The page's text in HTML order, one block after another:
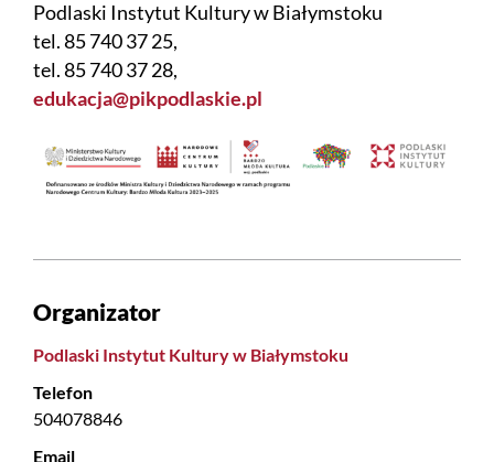
Podlaski Instytut Kultury w Białymstoku
tel. 85 740 37 25,
tel. 85 740 37 28,
edukacja@pikpodlaskie.pl
Organizator
Podlaski Instytut Kultury w Białymstoku
Telefon
504078846
Email